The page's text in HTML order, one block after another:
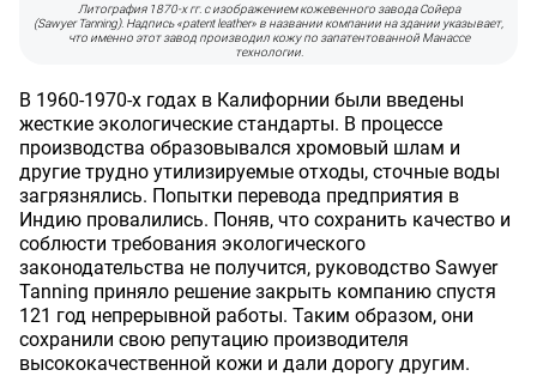
Литография 1870-х гг. с изображением кожевенного завода Сойера
(Sawyer Tanning). Надпись «patent leather» в названии компании на здании указывает,
что именно этот завод производил кожу по запатентованной Манассе
технологии.
В 1960-1970-х годах в Калифорнии были введены
жесткие экологические стандарты. В процессе
производства образовывался хромовый шлам и
другие трудно утилизируемые отходы, сточные воды
загрязнялись. Попытки перевода предприятия в
Индию провалились. Поняв, что сохранить качество и
соблюсти требования экологического
законодательства не получится, руководство Sawyer
Tanning приняло решение закрыть компанию спустя
121 год непрерывной работы. Таким образом, они
сохранили свою репутацию производителя
высококачественной кожи и дали дорогу другим.